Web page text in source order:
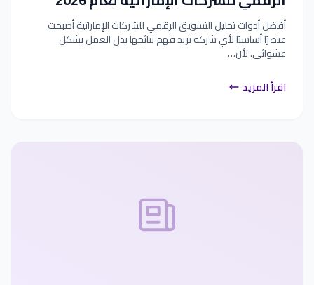
أفضل أدوات تحليل التسويق الرقمي للشركات الإماراتية أصبحت
عنصرًا أساسيًا لأي شركة تريد فهم نتائجها بدل العمل بشكل
عشوائي. لأن…
اقرأ المزيد